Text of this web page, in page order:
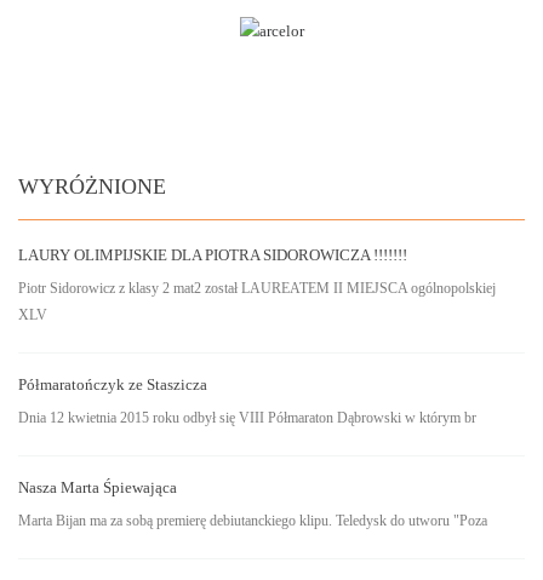
WYRÓŻNIONE
LAURY OLIMPIJSKIE DLA PIOTRA SIDOROWICZA !!!!!!!
Piotr Sidorowicz z klasy 2 mat2 został LAUREATEM II MIEJSCA ogólnopolskiej
XLV
Półmaratończyk ze Staszicza
Dnia 12 kwietnia 2015 roku odbył się VIII Półmaraton Dąbrowski w którym br
Nasza Marta Śpiewająca
Marta Bijan ma za sobą premierę debiutanckiego klipu. Teledysk do utworu "Poza